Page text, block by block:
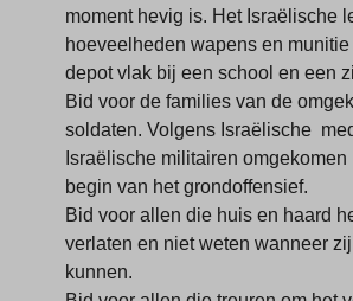
moment hevig is. Het Israëlische
hoeveelheden wapens en
depot vlak bij een school en een
Bid voor de families van de
soldaten. Volgens Israëlische
Israëlische militairen
begin van het grondoffensief.
Bid voor allen die huis en haard
verlaten en niet weten wanneer
kunnen.